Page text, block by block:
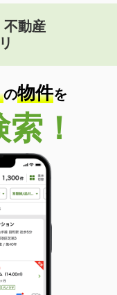
不動産
の物件を
！